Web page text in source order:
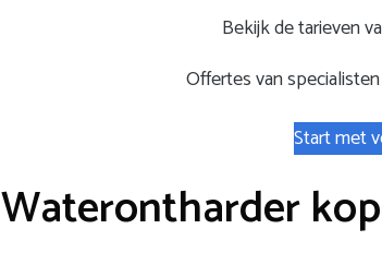
Bekijk de tarieven
Offertes van
Start met
Waterontharder